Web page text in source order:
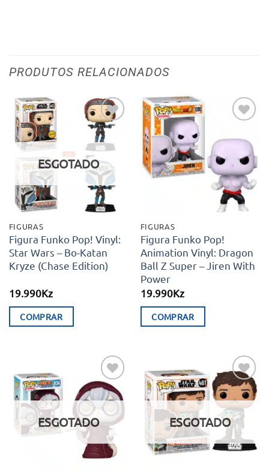
PRODUTOS RELACIONADOS
Adicionar
aos meus
desejos
ESGOTADO
FIGURAS
Figura Funko Pop! Vinyl:
Star Wars – Bo-Katan
Kryze (Chase Edition)
19.990Kz
COMPRAR
aos meus
desejos
FIGURAS
Figura Funko Pop!
Animation Vinyl: Dragon
Ball Z Super – Jiren With
Power
19.990Kz
COMPRAR
Adicionar
aos meus
desejos
ESGOTADO
Adicionar
aos meus
desejos
ESGOTADO